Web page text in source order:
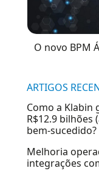
O novo BPM
ARTIGOS
Como a Klabin
R$12.9 bilhões
bem-sucedido?
Melhoria
integrações